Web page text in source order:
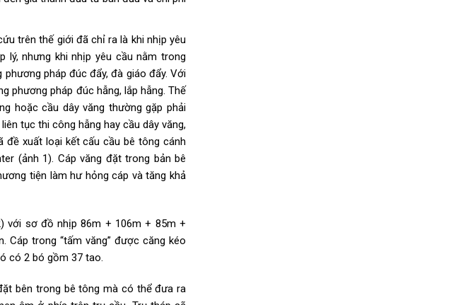
trên thế giới đã chỉ ra là khi nhịp yêu
nhưng khi nhịp yêu cầu nằm trong
pháp đúc đẩy, đà giáo đẩy. Với
phương pháp đúc hẫng, lắp hẫng. Thế
hoặc cầu dây văng thường gặp phải
tục thi công hẫng hay cầu dây văng,
đề xuất loại kết cấu cầu bê tông cánh
(ảnh 1). Cáp văng đặt trong bản bê
tiện làm hư hỏng cáp và tăng khả
với sơ đồ nhịp 86m + 106m + 85m +
Cáp trong “tấm văng” được căng kéo
có 2 bó gồm 37 tao.
bên trong bê tông mà có thể đưa ra